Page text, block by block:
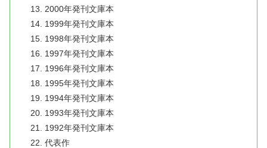
2000年発刊文庫本
1999年発刊文庫本
1998年発刊文庫本
1997年発刊文庫本
1996年発刊文庫本
1995年発刊文庫本
1994年発刊文庫本
1993年発刊文庫本
1992年発刊文庫本
代表作